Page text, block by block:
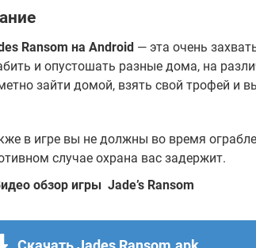
Ransom на Android — эта очень
и опустошать разные дома, на
зайти домой, взять свой трофей и
в игре вы не должны во время
случае охрана вас задержит.
обзор игры Jade’s Ransom